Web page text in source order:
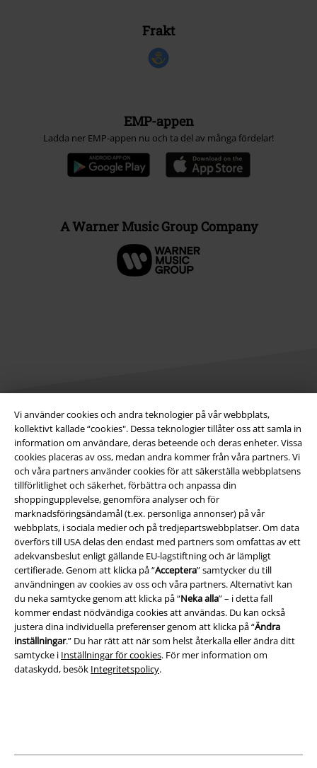
Vi använder cookies och andra teknologier på vår webbplats,
kollektivt kallade “cookies". Dessa teknologier tillåter oss att samla in
information om användare, deras beteende och deras enheter. Vissa
cookies placeras av oss, medan andra kommer från våra partners. Vi
och våra partners använder cookies för att säkerställa webbplatsens
tillförlitlighet och säkerhet, förbättra och anpassa din
shoppingupplevelse, genomföra analyser och för
marknadsföringsändamål (t.ex. personliga annonser) på vår
webbplats, i sociala medier och på tredjepartswebbplatser. Om data
överförs till USA delas den endast med partners som omfattas av ett
adekvansbeslut enligt gällande EU-lagstiftning och är lämpligt
certifierade. Genom att klicka på “Acceptera” samtycker du till
användningen av cookies av oss och våra partners. Alternativt kan
du neka samtycke genom att klicka på “Neka alla” – i detta fall
kommer endast nödvändiga cookies att användas. Du kan också
justera dina individuella preferenser genom att klicka på “Ändra
inställningar.” Du har rätt att när som helst återkalla eller ändra ditt
samtycke i Inställningar för cookies. För mer information om
dataskydd, besök Integritetspolicy.
Frakt
EMP-appen
Ladda ner EMP-appen nu och ta del av många fördelar!
A Warner Music Group Company
Juridisk information/Villkor
Villkor
Om oss
Ladda ner villkoren
Avfallshantering och miljöskydd
Försäkran om överensstämmelse
Information om tillgänglighet
Inställningar för cookies
Bekräfta ångrat köp